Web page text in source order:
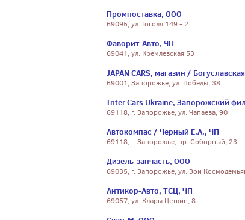
Промпоставка, ООО
69095, ул. Гоголя 149 - 2
Фаворит-Авто, ЧП
69041, ул. Кремлевская 53
JAPAN CARS, магазин /
69001, Запорожье, ул. Победы, 38
Inter Cars Ukraine, Запорожский
69118, г. Запорожье, ул. Чапаева, 90
Автокомпас / Черный Е.А., ЧП
69118, г. Запорожье, пр. Соборный, 23
Дизель-запчасть, ООО
69035, г. Запорожье, ул. Зои
Антикор-Авто, ТСЦ, ЧП
69057, ул. Клары Цеткин, 8